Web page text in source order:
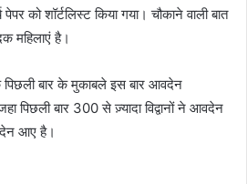
को शॉर्टलिस्ट किया गया। चौकाने वाली बात
महिलाएं है।
पिछली बार के मुकाबले इस बार आवदेन
पिछली बार 300 से ज़्यादा विद्वानों ने आवदेन
आए है।